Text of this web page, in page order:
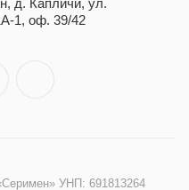
д. Капличи, ул.
1, оф. 39/42
УНП: 691813264